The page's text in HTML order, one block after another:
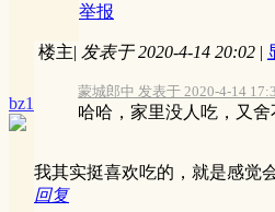
举报
bz1
楼主| 发表于 2020-4-14 20:02 |
蒙城郎中 发表于 2020-4-14
哈哈，家里没人吃，又舍
我其实挺喜欢吃的，就是感觉
回复